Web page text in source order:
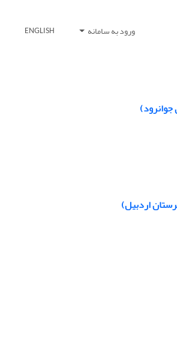
ورود به سامانه ENGLISH
اردبیل)